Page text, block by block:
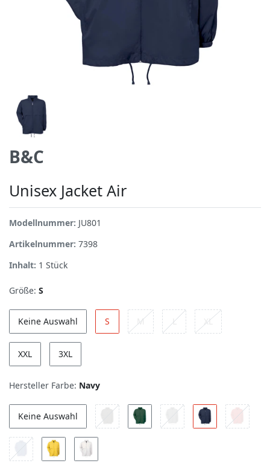
B&C
Unisex Jacket Air
Modellnummer: JU801
Artikelnummer: 7398
Inhalt: 1 Stück
Größe: S
Keine Auswahl S M L XL
XXL 3XL
Hersteller Farbe: Navy
Keine Auswahl